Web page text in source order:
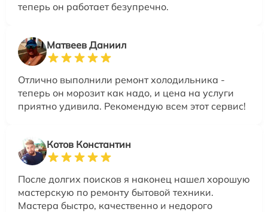
теперь он работает безупречно.
Матвеев Даниил
Отлично выполнили ремонт холодильника -
теперь он морозит как надо, и цена на услуги
приятно удивила. Рекомендую всем этот сервис!
Котов Константин
После долгих поисков я наконец нашел хорошую
мастерскую по ремонту бытовой техники.
Мастера быстро, качественно и недорого